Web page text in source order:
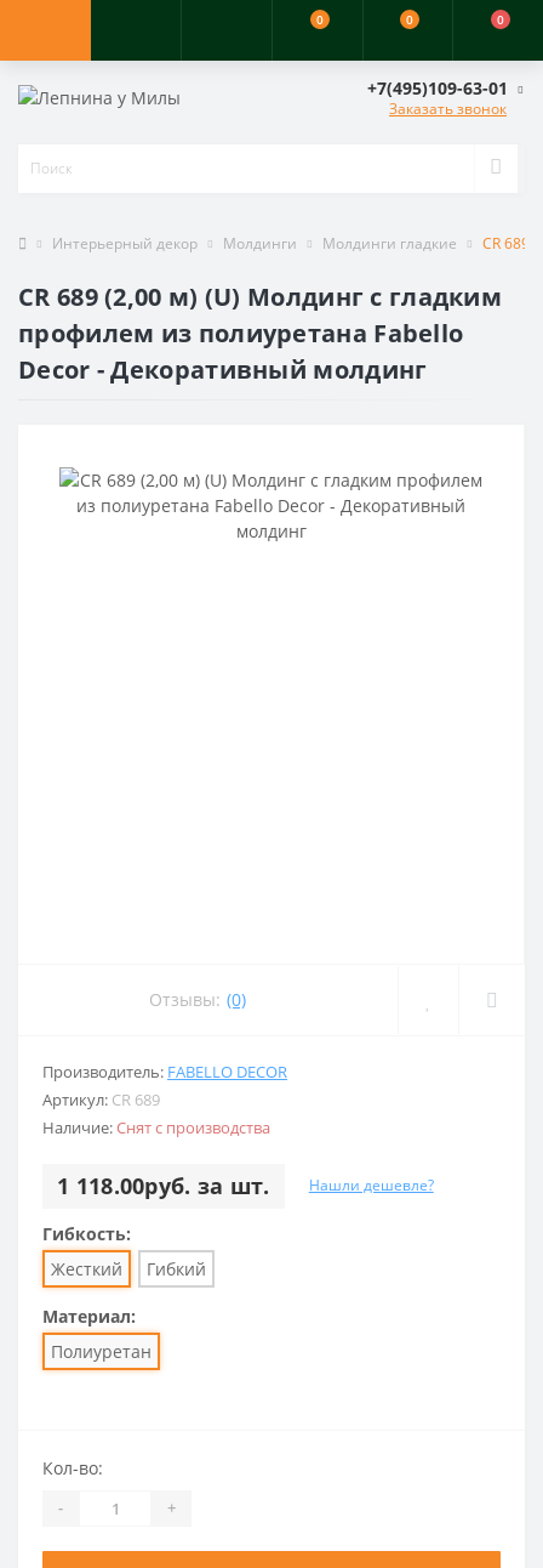
0 0 0
+7(495)109-63-01
Заказать звонок
Интерьерный декор Молдинги Молдинги гладкие CR 689
CR 689 (2,00 м) (U) Молдинг с гладким
профилем из полиуретана Fabello
Decor - Декоративный молдинг
Отзывы: (0)
Производитель: FABELLO DECOR
Артикул: CR 689
Наличие:Снят с производства
1 118.00руб. за шт. Нашли дешевле?
Гибкость:
Жесткий
Гибкий
Материал:
Полиуретан
Кол-во:
- +